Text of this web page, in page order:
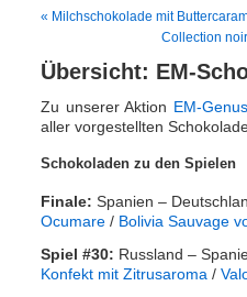
« Milchschokolade mit
Collection
Übersicht: EM-
Zu unserer Aktion EM-
aller vorgestellten
Schokoladen zu den Spielen
Finale: Spanien –
Ocumare / Bolivia Sauvage
Spiel #30: Russland –
Konfekt mit Zitrusaroma /